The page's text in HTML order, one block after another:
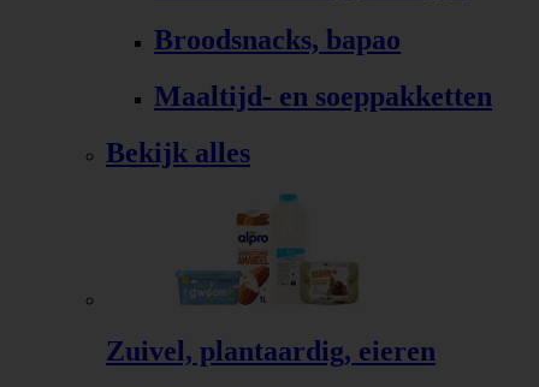
Broodsnacks, bapao
Maaltijd- en soeppakketten
Bekijk alles
Zuivel, plantaardig, eieren